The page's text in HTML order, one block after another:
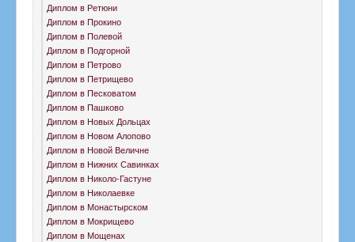
Диплом в Ретюни
Диплом в Прокино
Диплом в Полевой
Диплом в Подгорной
Диплом в Петрово
Диплом в Петрищево
Диплом в Песковатом
Диплом в Пашково
Диплом в Новых Дольцах
Диплом в Новом Алопово
Диплом в Новой Величне
Диплом в Нижних Савинках
Диплом в Николо-Гастуне
Диплом в Николаевке
Диплом в Монастырском
Диплом в Мокрищево
Диплом в Мощенах